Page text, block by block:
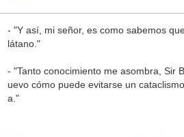
- "Y así, mi señor, es como sabemos
látano."
- "Tanto conocimiento me asombra, Sir
uevo cómo puede evitarse un
a."